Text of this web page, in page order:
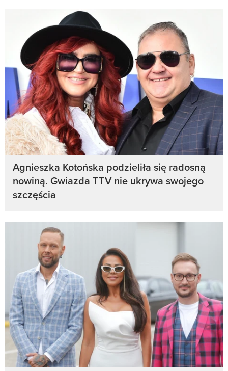
Agnieszka Kotońska podzieliła się radosną
nowiną. Gwiazda TTV nie ukrywa swojego
szczęścia